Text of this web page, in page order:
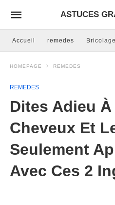
ASTUCES
Accueil remedes
HOMEPAGE REMEDES
REMEDES
Dites Adieu
Cheveux Et
Seulement
Avec Ces 2